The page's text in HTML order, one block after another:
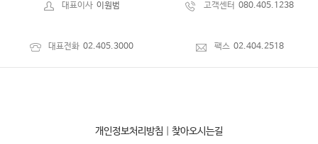
대표이사 이원범 고객센터 080.405.1238
대표전화 02.405.3000 팩스 02.404.2518
개인정보처리방침 찾아오시는길